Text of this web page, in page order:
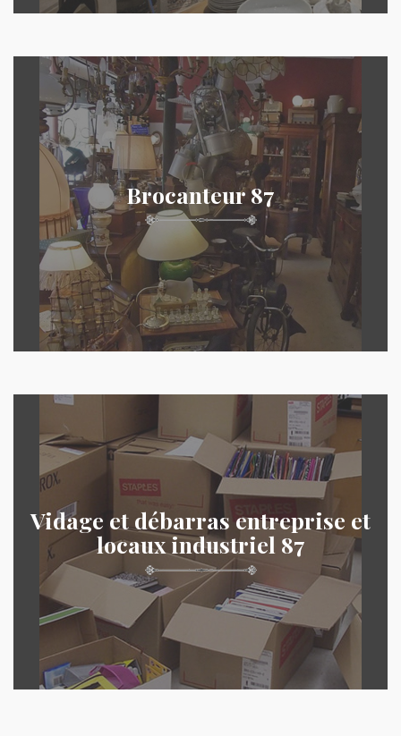
Brocanteur 87
Vidage et débarras entreprise et
locaux industriel 87